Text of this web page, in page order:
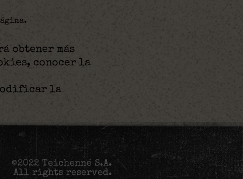
obtener más
conocer la
la
©2022 Teichenné S.A.
All rights reserved.